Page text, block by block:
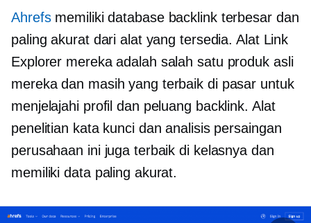
Ahrefsmemiliki database backlink terbesar dan
paling akurat dari alat yang tersedia. Alat Link
Explorer mereka adalah salah satu produk asli
mereka dan masih yang terbaik di pasar untuk
menjelajahi profil dan peluang backlink. Alat
penelitian kata kunci dan analisis persaingan
perusahaan ini juga terbaik di kelasnya dan
memiliki data paling akurat.